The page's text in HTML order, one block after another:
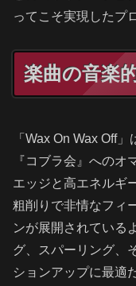
ってこそ実現したプ
楽曲の音楽
「Wax On Wax Off
『コブラ会』への
エッジと高エネルギ
粗削りで非情なフィ
ンが展開されている
グ、スパーリング、
ションアップに最適